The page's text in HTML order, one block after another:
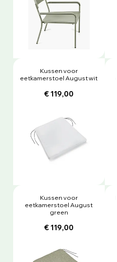
Kussen voor
eetkamerstoel August wit
€ 119,00
Kussen voor
eetkamerstoel August
green
€ 119,00